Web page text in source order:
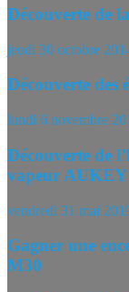
Découverte de
jeudi 30 octobre
Découverte des
lundi 6 novembre
Découverte de
vapeur AUKEY
vendredi 31 mai
Gagner une
M30